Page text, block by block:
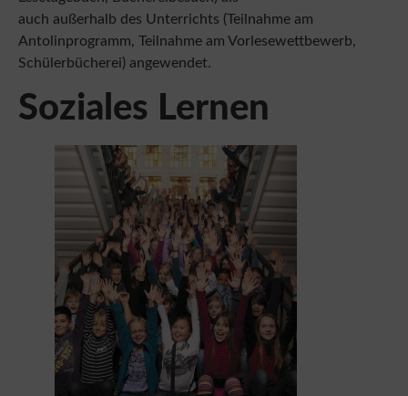
Antolinprogramm, Teilnahme am Vorlesewettbewerb,
Schülerbücherei) angewendet.
Soziales Lernen